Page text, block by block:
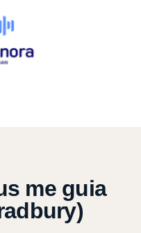
me guia